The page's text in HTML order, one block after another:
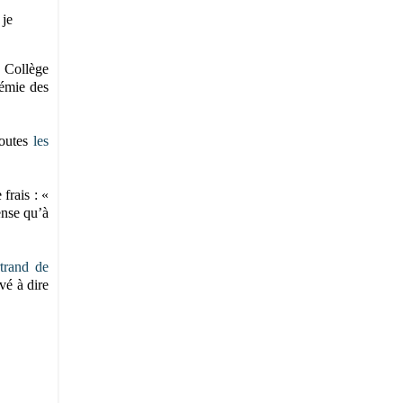
je
Collège
des
les
frais : «
qu’à
de
à dire